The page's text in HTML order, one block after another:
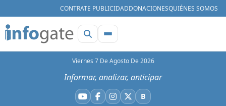
CONTRATE PUBLICIDADDONACIONESQUIÉNES SOMOS
Viernes 7 De Agosto De 2026
Informar, analizar, anticipar
YouTube
Facebook
Instagram
X BBluesky